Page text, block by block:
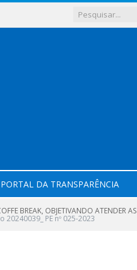
PORTAL DA TRANSPARÊNCIA
BREAK, OBJETIVANDO ATENDER AS
20240039_ PE nº 025-2023